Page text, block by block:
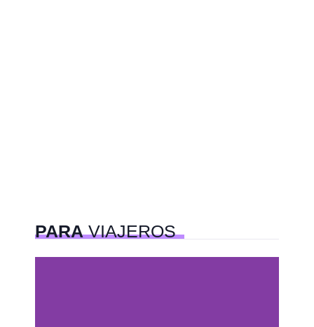
PARAVIAJEROS